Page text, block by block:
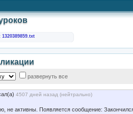
развернуть все
4507 дней назад (нейтрально)
не активны. Появляется сообщение: